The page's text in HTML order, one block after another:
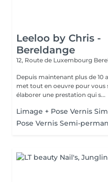
Leeloo by Chris -
Bereldange
12, Route de Luxembourg
Depuis maintenant plus de 10
met tout en oeuvre pour vous
élaborer une prestation qui s...
Limage + Pose Vernis
Pose Vernis Semi-